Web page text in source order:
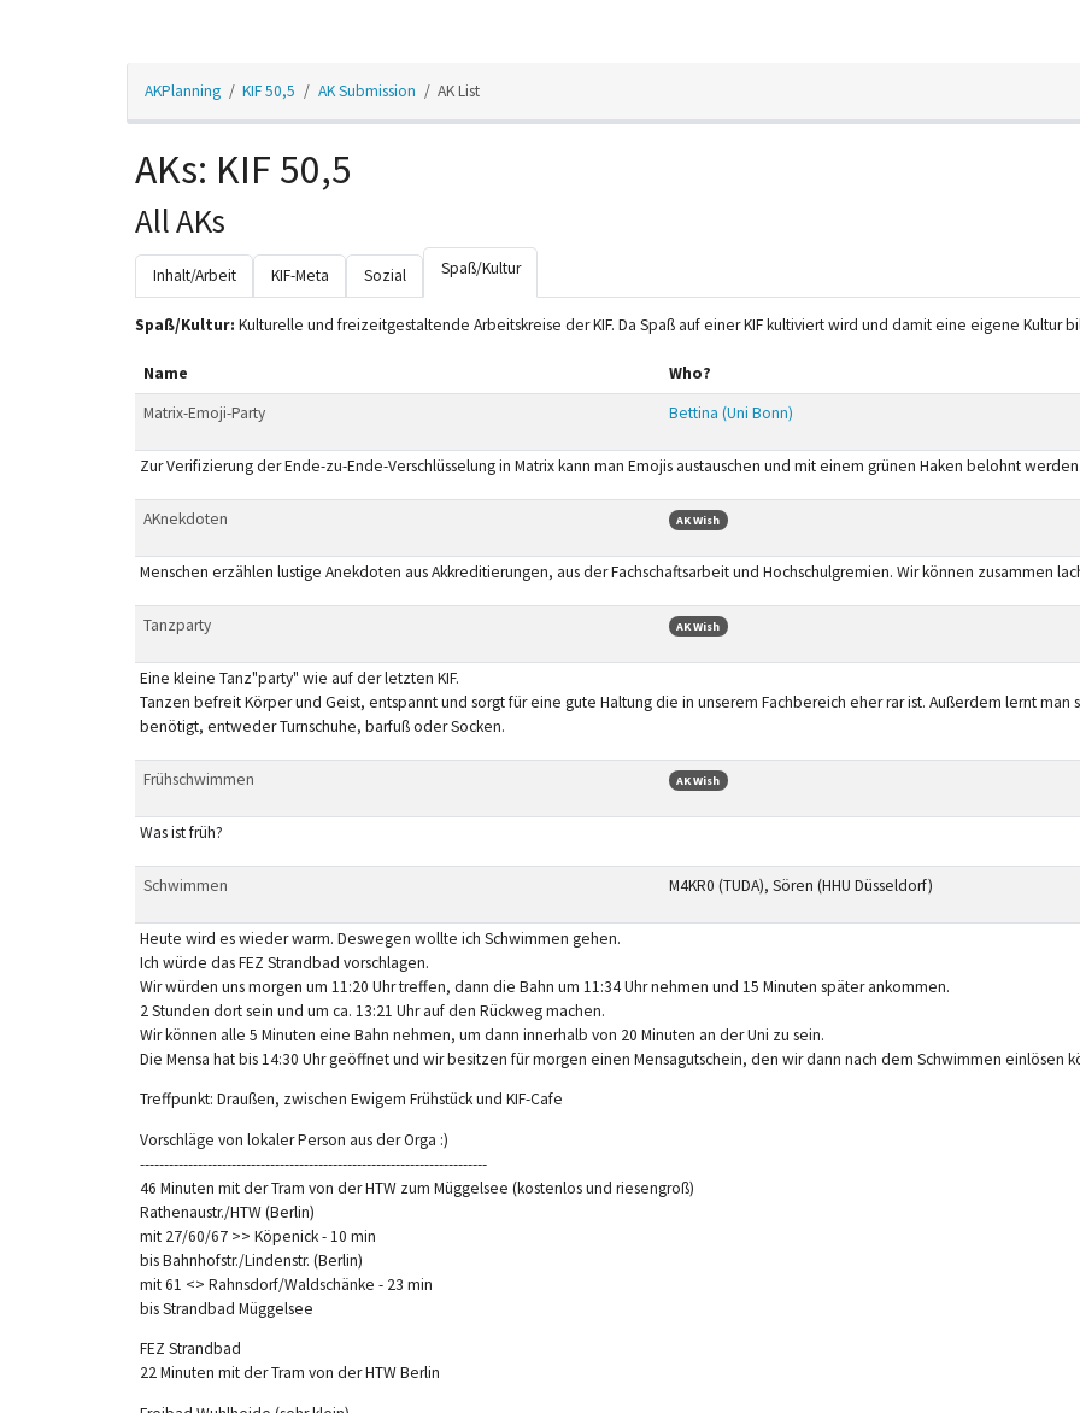
AKPlanning KIF 50,5 AK Submission AK List
AKs: KIF 50,5
All AKs
Inhalt/Arbeit KIF-Meta Sozial Spaß/Kultur
Spaß/Kultur: Kulturelle und freizeitgestaltende Arbeitskreise der KIF. Da Spaß auf einer KIF kultiviert wird und damit eine eigene Kultur
Name Who?
Matrix-Emoji-Party
Bettina (Uni Bonn)
Zur Verifizierung der Ende-zu-Ende-Verschlüsselung in Matrix kann man Emojis austauschen und mit einem grünen Haken belohnt werden.
AKnekdoten AK Wish
Menschen erzählen lustige Anekdoten aus Akkreditierungen, aus der Fachschaftsarbeit und Hochschulgremien. Wir können zusammen
Tanzparty AK Wish
Eine kleine Tanz"party" wie auf der letzten KIF.
Tanzen befreit Körper und Geist, entspannt und sorgt für eine gute Haltung die in unserem Fachbereich eher rar ist. Außerdem lernt man
benötigt, entweder Turnschuhe, barfuß oder Socken.
Frühschwimmen AK Wish
Was ist früh?
Schwimmen M4KR0 (TUDA), Sören (HHU Düsseldorf)
Heute wird es wieder warm. Deswegen wollte ich Schwimmen gehen.
Ich würde das FEZ Strandbad vorschlagen.
Wir würden uns morgen um 11:20 Uhr treffen, dann die Bahn um 11:34 Uhr nehmen und 15 Minuten später ankommen.
2 Stunden dort sein und um ca. 13:21 Uhr auf den Rückweg machen.
Wir können alle 5 Minuten eine Bahn nehmen, um dann innerhalb von 20 Minuten an der Uni zu sein.
Die Mensa hat bis 14:30 Uhr geöffnet und wir besitzen für morgen einen Mensagutschein, den wir dann nach dem Schwimmen einlösen
Treffpunkt: Draußen, zwischen Ewigem Frühstück und KIF-Cafe
Vorschläge von lokaler Person aus der Orga :)
------------------------------------------------------------------------
46 Minuten mit der Tram von der HTW zum Müggelsee (kostenlos und riesengroß)
Rathenaustr./HTW (Berlin)
mit 27/60/67 >> Köpenick - 10 min
bis Bahnhofstr./Lindenstr. (Berlin)
mit 61 <> Rahnsdorf/Waldschänke - 23 min
bis Strandbad Müggelsee
FEZ Strandbad
22 Minuten mit der Tram von der HTW Berlin